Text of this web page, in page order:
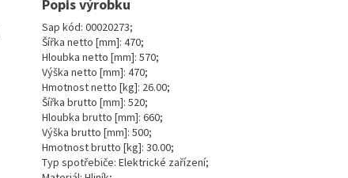
Popis výrobku
Sap kód: 00020273;
Šířka netto [mm]: 470;
Hloubka netto [mm]: 570;
Výška netto [mm]: 470;
Hmotnost netto [kg]: 26.00;
Šířka brutto [mm]: 520;
Hloubka brutto [mm]: 660;
Výška brutto [mm]: 500;
Hmotnost brutto [kg]: 30.00;
Typ spotřebiče: Elektrické zařízení;